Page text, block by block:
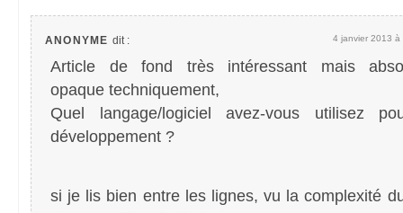
ANONYME dit : 4 janvier 2013 à
Article de fond très intéressant mais
opaque techniquement,
Quel langage/logiciel avez-vous utilisez
développement ?
si je lis bien entre les lignes, vu la complexité